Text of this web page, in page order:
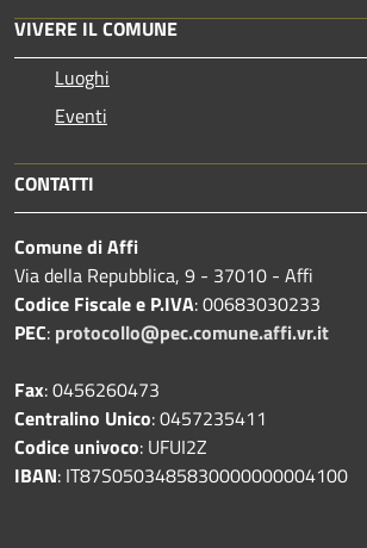
VIVERE IL COMUNE
Luoghi
Eventi
CONTATTI
Comune di Affi
Via della Repubblica, 9 - 37010 - Affi
Codice Fiscale e P.IVA: 00683030233
PEC: protocollo@pec.comune.affi.vr.it
Fax: 0456260473
Centralino Unico: 0457235411
Codice univoco: UFUI2Z
IBAN: IT87S0503485830000000004100